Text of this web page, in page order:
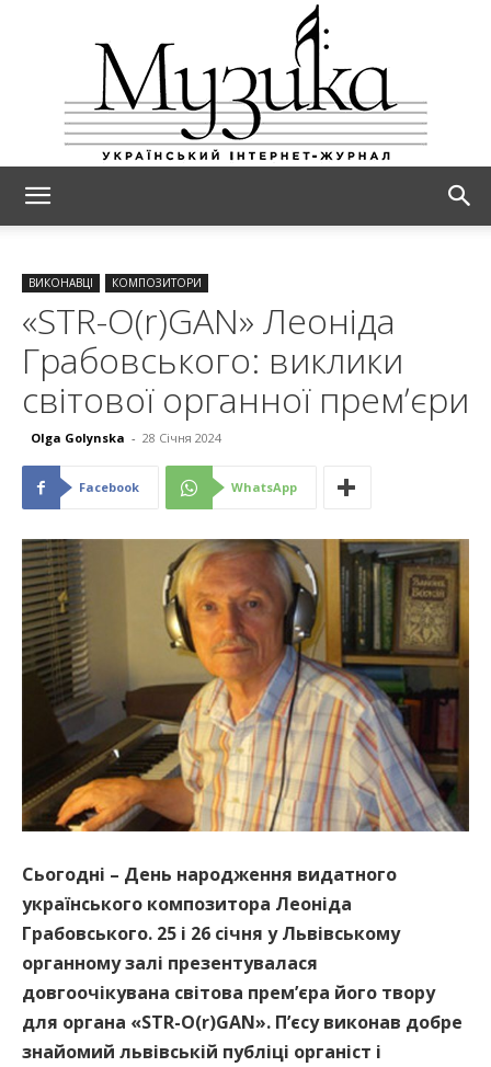
ВИКОНАВЦІ КОМПОЗИТОРИ
«STR-O(r)GAN» Леоніда
Грабовського: виклики
світової органної премʼєри
Olga Golynska - 28 Січня 2024
Facebook WhatsApp
Сьогодні – День народження видатного
українського композитора Леоніда
Грабовського. 25 і 26 січня у Львівському
органному залі презентувалася
довгоочікувана світова премʼєра його твору
для органа «STR-O(r)GAN». Пʼєсу виконав добре
знайомий львівській публіці органіст і